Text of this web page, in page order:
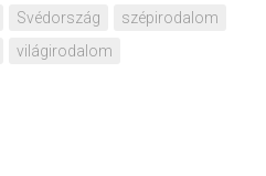
Svédország
szépirodalom
világirodalom